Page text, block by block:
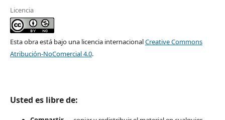
Licencia
Esta obra está bajo una licencia internacionalCreative Commons
Atribución-NoComercial 4.0.
Usted es libre de: